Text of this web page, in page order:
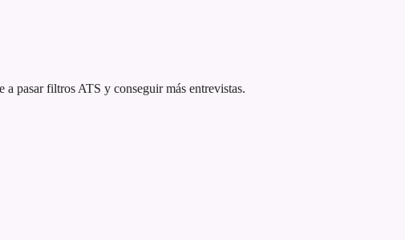
pasar filtros ATS y conseguir más entrevistas.